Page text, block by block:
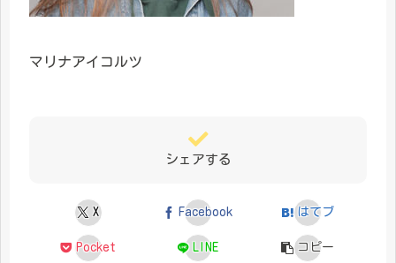
マリナアイコルツ
シェアする
X Facebook はてブ
Pocket LINE コピー